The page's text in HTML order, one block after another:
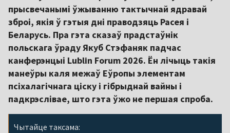
прысвечанымі ўжыванню тактычнай ядравай
зброі, якія ў гэтыя дні праводзяць Расея і
Беларусь. Пра гэта сказаў прадстаўнік
польскага ўраду Якуб Стэфаняк падчас
канферэнцыі Lublin Forum 2026. Ён лічыць такія
манеўры каля межаў Еўропы элементам
псіхалагічнага ціску і гібрыднай вайны і
падкрэслівае, што гэта ўжо не першая спроба.
Чытайце таксама: